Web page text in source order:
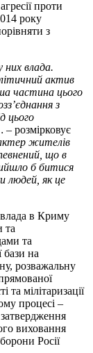
проти
року
з
них влада.
актив
частина цього
з
цього
– розмірковує
жителів
що в
б битися
людей, як це
в Криму
та
та
бази на
розважальну
та мілітаризації
процесі –
виховання
Росії